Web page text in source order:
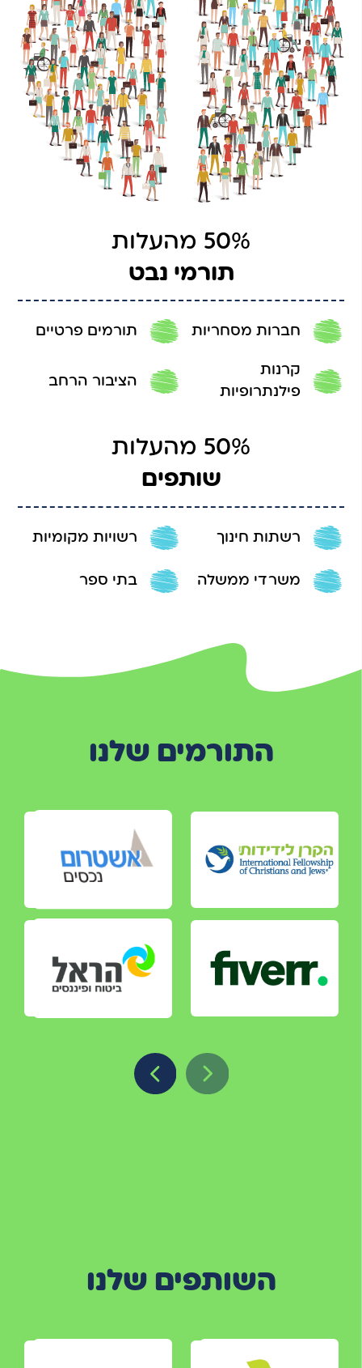
אנשים רבים מהציבור הישראלי שמתחברים לעשייה שלנו.
כמו כן, נמצאים איתנו שותפים מרשויות החינוך והרשתות
המקומיות, האחראים על קהילות הילדים ובני הנוער
במערכת החינוך, אשר בחרו לשתף פעולה עם נבט כיוון
שהבינו את החשיבות של הפעילות שלנו בבית הספר ועד
כמה היא משפיעה על הילדים.
תורמים ושותפים, תודה על האמון שלכם!
אנו מצליחים
במשימה שלנו לאורך השנים, בזכות האמון והתמיכה
שלכם.
תורמי נבט
חברות מסחריות תורמים פרטיים
קרנות
פילנתרופיות
הציבור הרחב
שותפים
רשתות חינוך רשויות מקומיות
משרדי ממשלה בתי ספר
התורמים שלנו
השותפים שלנו